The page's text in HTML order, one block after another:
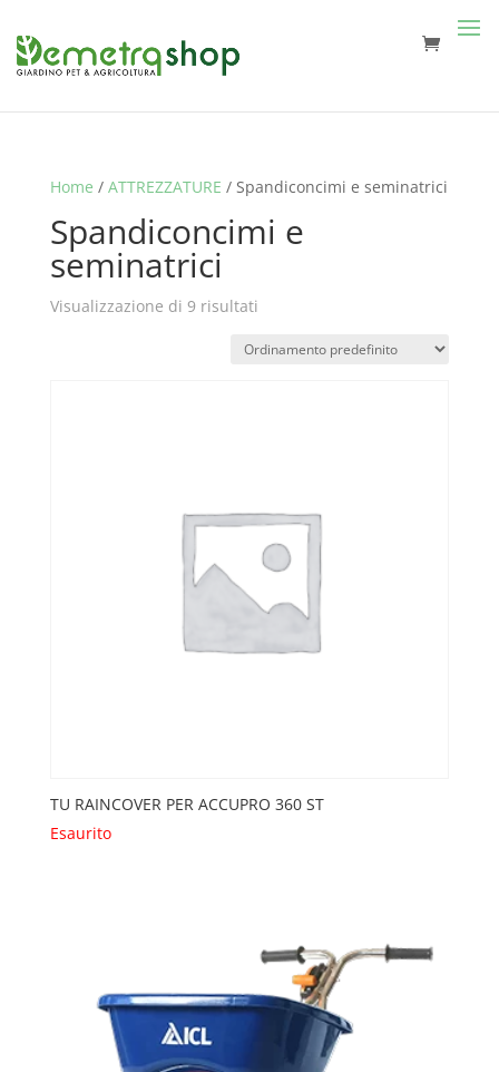
Home / ATTREZZATURE / Spandiconcimi e seminatrici
Spandiconcimi e
seminatrici
Visualizzazione di 9 risultati
TU RAINCOVER PER ACCUPRO 360 ST
Esaurito